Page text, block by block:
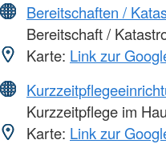
Bereitschaften /
Bereitschaft /
Karte: Link zur
Kurzzeitpflege im
Karte: Link zur